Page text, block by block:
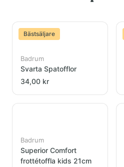
Bästsäljare
Badrum
Svarta Spatofflor
34,00 kr
Badrum
Superior Comfort
frottétoffla kids 21cm